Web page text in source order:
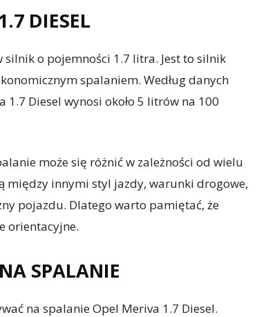
DIESEL
o pojemności 1.7 litra. Jest to silnik
spalaniem. Według danych
Diesel wynosi około 5 litrów na 100
może się różnić w zależności od wielu
między innymi styl jazdy, warunki drogowe,
pojazdu. Dlatego warto pamiętać, że
orientacyjne.
SPALANIE
na spalanie Opel Meriva 1.7 Diesel.